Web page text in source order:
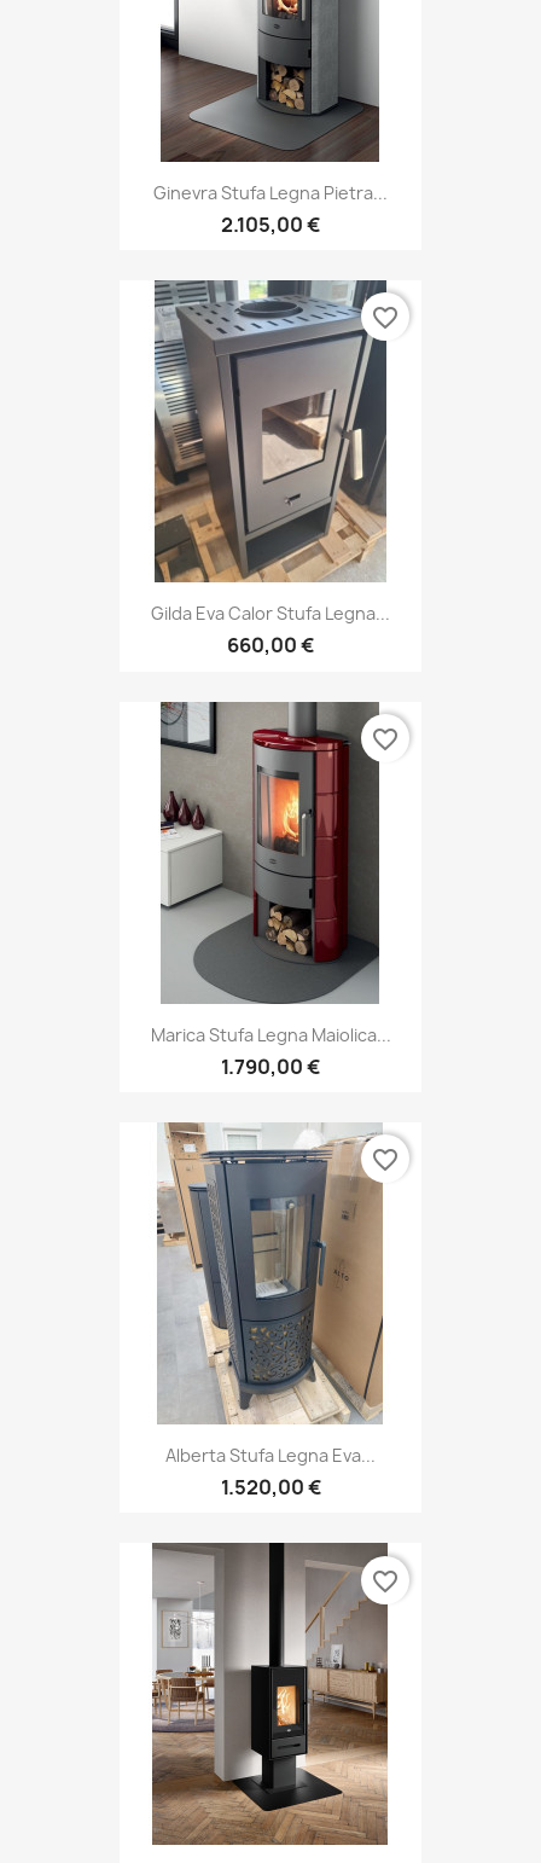
Ginevra Stufa Legna Pietra...
2.105,00 €
Gilda Eva Calor Stufa Legna...
660,00 €
favorite_border
Marica Stufa Legna Maiolica...
1.790,00 €
favorite_border
Alberta Stufa Legna Eva...
1.520,00 €
favorite_border
favorite_border